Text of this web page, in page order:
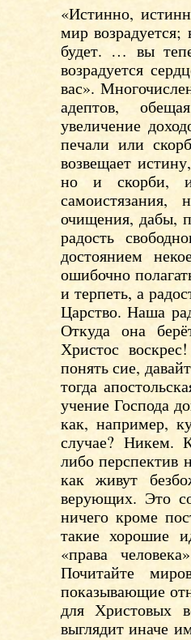
«Истинно,
мир
будет. … вы
возрадуется
вас».
адептов,
увеличение
печали или
возвещает
но и скорби,
очищения, дабы,
радость
достоянием
ошибочно
и терпеть, а
Царство. Наша
Откуда она
Христос
понять сие,
тогда
учение Господа
как, например,
случае? Никем.
либо перспектив
как живут
верующих. Это
ничего кроме
такие хорошие
«права
Почитайте
показывающие
для Христовых
выглядит иначе